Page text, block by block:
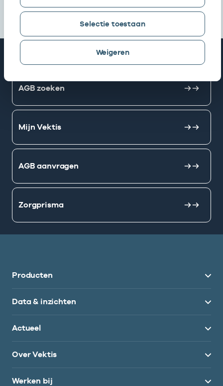
Selectie toestaan
Weigeren
AGB zoeken
Mijn Vektis
AGB aanvragen
Zorgprisma
Producten
Data & inzichten
Actueel
Over Vektis
Werken bij